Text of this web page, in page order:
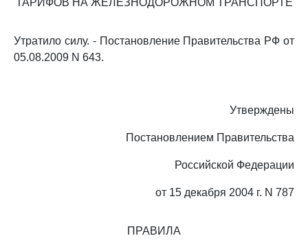
ТАРИФОВ НА ЖЕЛЕЗНОДОРОЖНОМ ТРАНСПОРТЕ
Утратило силу. - Постановление Правительства РФ от
05.08.2009 N 643.
Утверждены
Постановлением Правительства
Российской Федерации
от 15 декабря 2004 г. N 787
ПРАВИЛА